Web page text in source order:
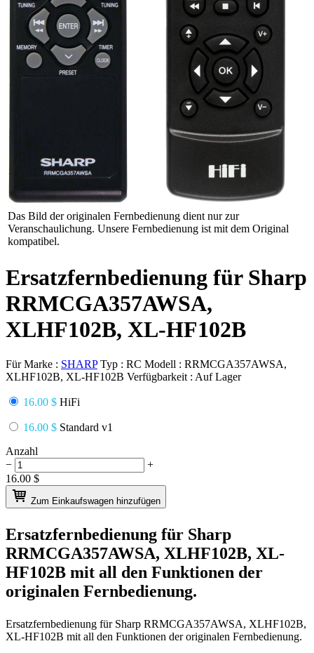
Das Bild der originalen Fernbedienung dient nur zur
Veranschaulichung. Unsere Fernbedienung ist mit dem Original
kompatibel.
Ersatzfernbedienung für Sharp
RRMCGA357AWSA,
XLHF102B, XL-HF102B
Für Marke : SHARP Typ : RC Modell : RRMCGA357AWSA,
XLHF102B, XL-HF102B Verfügbarkeit : Auf Lager
16.00 $ HiFi
16.00 $ Standard v1
Anzahl
−
+
16.00 $
Zum Einkaufswagen hinzufügen
Ersatzfernbedienung für Sharp
RRMCGA357AWSA, XLHF102B, XL-
HF102B mit all den Funktionen der
originalen Fernbedienung.
Ersatzfernbedienung fürSharp RRMCGA357AWSA, XLHF102B,
XL-HF102B mit all den Funktionen der originalen Fernbedienung.